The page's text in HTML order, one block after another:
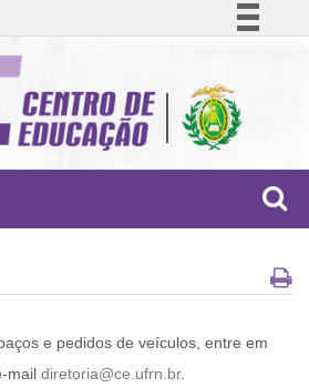
Comunica BR
Participe
Acesso à informação
e pedidos de veículos, entre em
mail diretoria@ce.ufrn.br.